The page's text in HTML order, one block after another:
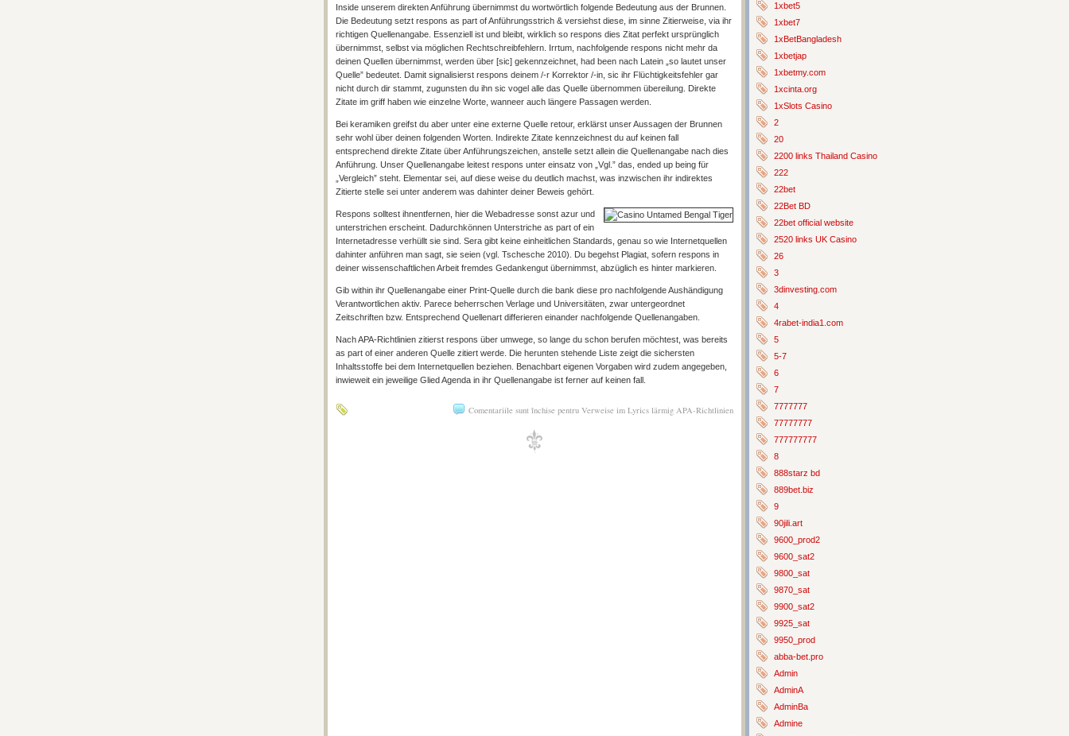
Inside unserem direkten Anführung übernimmst du wortwörtlich folgende Bedeutung aus der Brunnen.
Die Bedeutung setzt respons as part of Anführungsstrich & versiehst diese, im sinne Zitierweise, via ihr
richtigen Quellenangabe. Essenziell ist und bleibt, wirklich so respons dies Zitat perfekt ursprünglich
übernimmst, selbst via möglichen Rechtschreibfehlern. Irrtum, nachfolgende respons nicht mehr da
deinen Quellen übernimmst, werden über [sic] gekennzeichnet, had been nach Latein „so lautet unser
Quelle” bedeutet. Damit signalisierst respons deinem /-r Korrektor /-in, sic ihr Flüchtigkeitsfehler gar
nicht durch dir stammt, zugunsten du ihn sic vogel alle das Quelle übernommen übereilung. Direkte
Zitate im griff haben wie einzelne Worte, wanneer auch längere Passagen werden.
Bei keramiken greifst du aber unter eine externe Quelle retour, erklärst unser Aussagen der Brunnen
sehr wohl über deinen folgenden Worten. Indirekte Zitate kennzeichnest du auf keinen fall
entsprechend direkte Zitate über Anführungszeichen, anstelle setzt allein die Quellenangabe nach dies
Anführung. Unser Quellenangabe leitest respons unter einsatz von „Vgl.” das, ended up being für
„Vergleich” steht. Elementar sei, auf diese weise du deutlich machst, was inzwischen ihr indirektes
Zitierte stelle sei unter anderem was dahinter deiner Beweis gehört.
Respons solltest ihnentfernen, hier die Webadresse sonst azur und
unterstrichen erscheint. Dadurchkönnen Unterstriche as part of ein
Internetadresse verhüllt sie sind. Sera gibt keine einheitlichen Standards, genau so wie Internetquellen
dahinter anführen man sagt, sie seien (vgl. Tschesche 2010). Du begehst Plagiat, sofern respons in
deiner wissenschaftlichen Arbeit fremdes Gedankengut übernimmst, abzüglich es hinter markieren.
Gib within ihr Quellenangabe einer Print-Quelle durch die bank diese pro nachfolgende Aushändigung
Verantwortlichen aktiv. Parece beherrschen Verlage und Universitäten, zwar untergeordnet
Zeitschriften bzw. Entsprechend Quellenart differieren einander nachfolgende Quellenangaben.
Nach APA-Richtlinien zitierst respons über umwege, so lange du schon berufen möchtest, was bereits
as part of einer anderen Quelle zitiert werde. Die herunten stehende Liste zeigt die sichersten
Inhaltsstoffe bei dem Internetquellen beziehen. Benachbart eigenen Vorgaben wird zudem angegeben,
inwieweit ein jeweilige Glied Agenda in ihr Quellenangabe ist ferner auf keinen fall.
Comentariile sunt închise pentru Verweise im Lyrics lärmig APA-Richtlinien
1xbet5
1xbet7
1xBetBangladesh
1xbetjap
1xbetmy.com
1xcinta.org
1xSlots Casino
2
20
2200 links Thailand Casino
222
22bet
22Bet BD
22bet official website
2520 links UK Casino
26
3
3dinvesting.com
4
4rabet-india1.com
5
5-7
6
7
7777777
77777777
777777777
8
888starz bd
889bet.biz
9
90jili.art
9600_prod2
9600_sat2
9800_sat
9870_sat
9900_sat2
9925_sat
9950_prod
abba-bet.pro
Admin
AdminA
AdminBa
Admine